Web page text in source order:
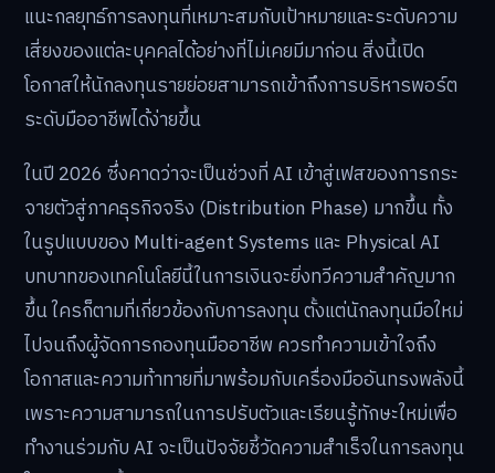
แนะกลยุทธ์การลงทุนที่เหมาะสมกับเป้าหมายและระดับความ
เสี่ยงของแต่ละบุคคลได้อย่างที่ไม่เคยมีมาก่อน สิ่งนี้เปิด
โอกาสให้นักลงทุนรายย่อยสามารถเข้าถึงการบริหารพอร์ต
ระดับมืออาชีพได้ง่ายขึ้น
ในปี 2026 ซึ่งคาดว่าจะเป็นช่วงที่ AI เข้าสู่เฟสของการกระ
จายตัวสู่ภาคธุรกิจจริง (Distribution Phase) มากขึ้น ทั้ง
ในรูปแบบของ Multi-agent Systems และ Physical AI
บทบาทของเทคโนโลยีนี้ในการเงินจะยิ่งทวีความสำคัญมาก
ขึ้น ใครก็ตามที่เกี่ยวข้องกับการลงทุน ตั้งแต่นักลงทุนมือใหม่
ไปจนถึงผู้จัดการกองทุนมืออาชีพ ควรทำความเข้าใจถึง
โอกาสและความท้าทายที่มาพร้อมกับเครื่องมืออันทรงพลังนี้
เพราะความสามารถในการปรับตัวและเรียนรู้ทักษะใหม่เพื่อ
ทำงานร่วมกับ AI จะเป็นปัจจัยชี้วัดความสำเร็จในการลงทุน